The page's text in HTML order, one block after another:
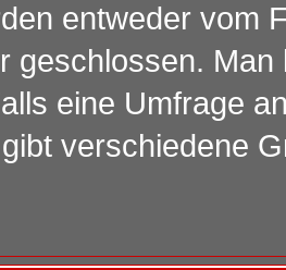
entweder vom
geschlossen.
eine Umfrage
verschiedene